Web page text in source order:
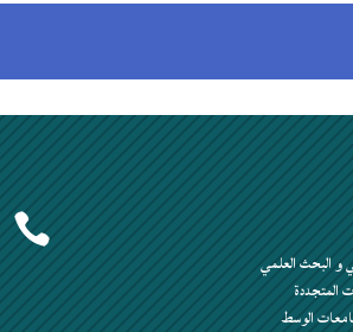

و البحث العلمي
المتجددة
الوسط